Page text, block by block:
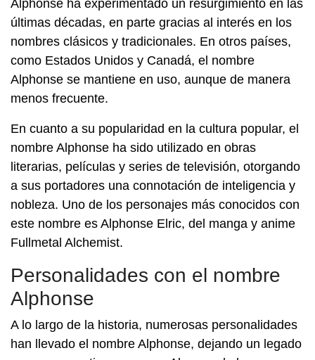
Alphonse ha experimentado un resurgimiento en las
últimas décadas, en parte gracias al interés en los
nombres clásicos y tradicionales. En otros países,
como Estados Unidos y Canadá, el nombre
Alphonse se mantiene en uso, aunque de manera
menos frecuente.
En cuanto a su popularidad en la cultura popular, el
nombre Alphonse ha sido utilizado en obras
literarias, películas y series de televisión, otorgando
a sus portadores una connotación de inteligencia y
nobleza. Uno de los personajes más conocidos con
este nombre es Alphonse Elric, del manga y anime
Fullmetal Alchemist.
Personalidades con el nombre
Alphonse
A lo largo de la historia, numerosas personalidades
han llevado el nombre Alphonse, dejando un legado